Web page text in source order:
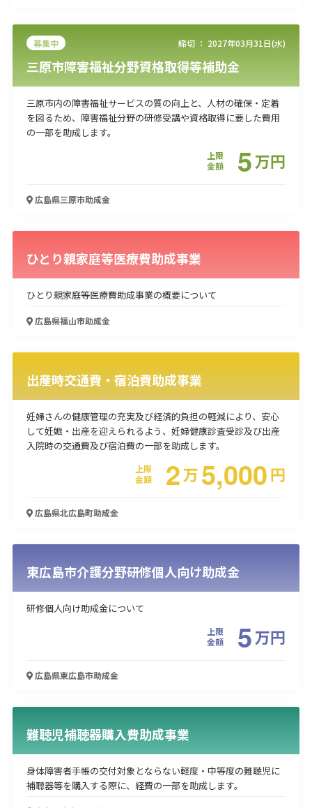
募集中 締切 ： 2027年03月31日(水)
三原市障害福祉分野資格取得等補助金
三原市内の障害福祉サービスの質の向上と、人材の確保・定着
を図るため、障害福祉分野の研修受講や資格取得に要した費用
の一部を助成します。
上限
金額
5万円
広島県三原市助成金
ひとり親家庭等医療費助成事業
ひとり親家庭等医療費助成事業の概要について
広島県福山市助成金
出産時交通費・宿泊費助成事業
妊婦さんの健康管理の充実及び経済的負担の軽減により、安心
して妊娠・出産を迎えられるよう、妊婦健康診査受診及び出産
入院時の交通費及び宿泊費の一部を助成します。
上限
金額
2万5,000円
広島県北広島町助成金
東広島市介護分野研修個人向け助成金
研修個人向け助成金について
上限
金額
5万円
広島県東広島市助成金
難聴児補聴器購入費助成事業
身体障害者手帳の交付対象とならない軽度・中等度の難聴児に
補聴器等を購入する際に、経費の一部を助成します。